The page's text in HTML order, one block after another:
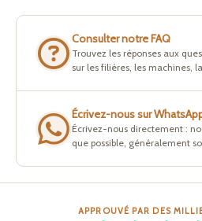
Consulter notre FAQ
Trouvez les réponses aux
sur les filières, les machines,
Écrivez-nous sur
Écrivez-nous directement :
que possible, généralement
APPROUVÉ PAR DES